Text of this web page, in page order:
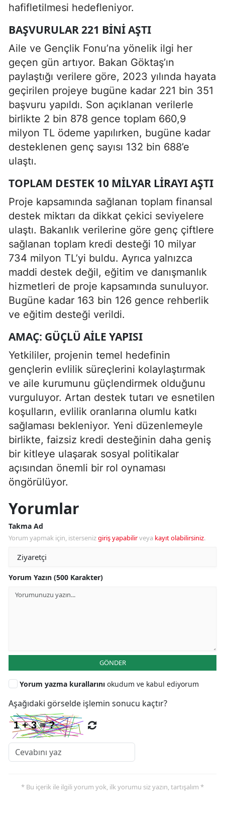
hafifletilmesi hedefleniyor.
BAŞVURULAR 221 BINI AŞTI
Aile ve Gençlik Fonu’na yönelik ilgi her
geçen gün artıyor. Bakan Göktaş’ın
paylaştığı verilere göre, 2023 yılında hayata
geçirilen projeye bugüne kadar 221 bin 351
başvuru yapıldı. Son açıklanan verilerle
birlikte 2 bin 878 gence toplam 660,9
milyon TL ödeme yapılırken, bugüne kadar
desteklenen genç sayısı 132 bin 688’e
ulaştı.
TOPLAM DESTEK 10 MILYAR LIRAYI AŞTI
Proje kapsamında sağlanan toplam finansal
destek miktarı da dikkat çekici seviyelere
ulaştı. Bakanlık verilerine göre genç çiftlere
sağlanan toplam kredi desteği 10 milyar
734 milyon TL’yi buldu. Ayrıca yalnızca
maddi destek değil, eğitim ve danışmanlık
hizmetleri de proje kapsamında sunuluyor.
Bugüne kadar 163 bin 126 gence rehberlik
ve eğitim desteği verildi.
AMAÇ: GÜÇLÜ AILE YAPISI
Yetkililer, projenin temel hedefinin
gençlerin evlilik süreçlerini kolaylaştırmak
ve aile kurumunu güçlendirmek olduğunu
vurguluyor. Artan destek tutarı ve esnetilen
koşulların, evlilik oranlarına olumlu katkı
sağlaması bekleniyor. Yeni düzenlemeyle
birlikte, faizsiz kredi desteğinin daha geniş
bir kitleye ulaşarak sosyal politikalar
açısından önemli bir rol oynaması
öngörülüyor.
Yorumlar
Takma Ad
Yorum yapmak için, istersenizgiriş yapabilirveya kayıt olabilirsiniz.
Yorum Yazın (500 Karakter)
GÖNDER
Yorum yazma kurallarını okudum ve kabul ediyorum
Aşağıdaki görselde işlemin sonucu kaçtır?
* Bu içerik ile ilgili yorum yok, ilk yorumu siz yazın, tartışalım *